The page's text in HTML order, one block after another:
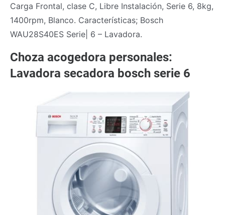
Carga Frontal, clase C, Libre Instalación, Serie 6, 8kg,
1400rpm, Blanco. Características; Bosch
WAU28S40ES Serie| 6 – Lavadora.
Сhoza acogedora personales:
Lavadora secadora bosch serie 6